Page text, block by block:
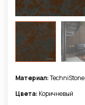
Материал:TechniStone
Цвета: Коричневый